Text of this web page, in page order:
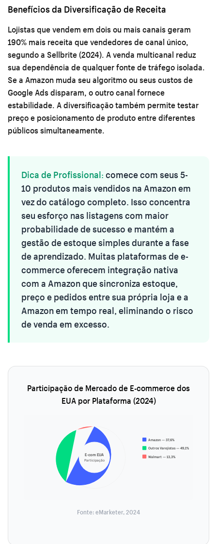
Benefícios da Diversificação de Receita
Lojistas que vendem em dois ou mais canais geram
190% mais receita que vendedores de canal único,
segundo a Sellbrite (2024). A venda multicanal reduz
sua dependência de qualquer fonte de tráfego isolada.
Se a Amazon muda seu algoritmo ou seus custos de
Google Ads disparam, o outro canal fornece
estabilidade. A diversificação também permite testar
preço e posicionamento de produto entre diferentes
públicos simultaneamente.
Dica de Profissional: comece com seus 5-
10 produtos mais vendidos na Amazon em
vez do catálogo completo. Isso concentra
seu esforço nas listagens com maior
probabilidade de sucesso e mantém a
gestão de estoque simples durante a fase
de aprendizado. Muitas plataformas de e-
commerce oferecem integração nativa
com a Amazon que sincroniza estoque,
preço e pedidos entre sua própria loja e a
Amazon em tempo real, eliminando o risco
de venda em excesso.
Participação de Mercado de E-commerce dos
EUA por Plataforma (2024)
E-com EUA
Participação
Amazon — 37,6%
Outros Varejistas — 49,1%
Walmart — 13,3%
Fonte: eMarketer, 2024